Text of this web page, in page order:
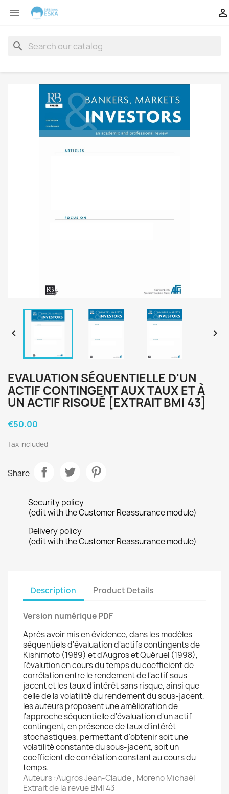
 
search
 
EVALUATION SÉQUENTIELLE D'UN
ACTIF CONTINGENT AUX TAUX ET À
UN ACTIF RISQUÉ [EXTRAIT BMI 43]
€50.00
Tax included
Share
Security policy
(edit with the Customer Reassurance module)
Delivery policy
(edit with the Customer Reassurance module)
Description Product Details
Version numérique PDF
Après avoir mis en évidence, dans les modèles
séquentiels d'évaluation d'actifs contingents de
Kishimoto (1989) et d'Augros et Quéruel (1998),
l'évalution en cours du temps du coefficient de
corrélation entre le rendement de l'actif sous-
jacent et les taux d'intérêt sans risque, ainsi que
celle de la volatilité du rendement du sous-jacent,
les auteurs proposent une amélioration de
l'approche séquentielle d'évaluation d'un actif
contingent, en présence de taux d'intérêt
stochastiques, permettant d'obtenir soit une
volatilité constante du sous-jacent, soit un
coefficient de corrélation constant au cours du
temps.
Auteurs :Augros Jean-Claude , Moreno Michaël
Extrait de la revue BMI 43